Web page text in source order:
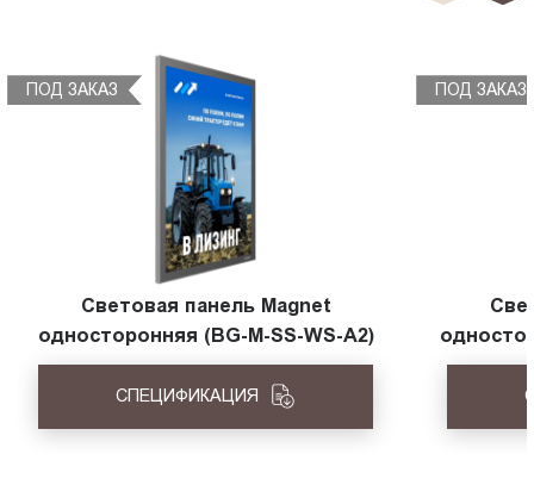
ПОД ЗАКАЗ
Световая панель Magnet
односторонняя (BG-M-SS-WS-A2)
СПЕЦИФИКАЦИЯ
ПОД ЗАКАЗ